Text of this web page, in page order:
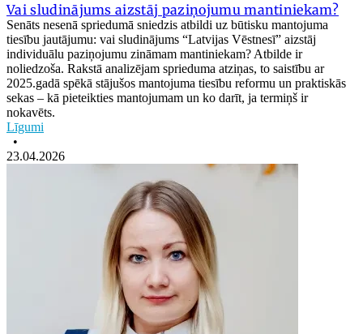
Vai sludinājums aizstāj paziņojumu mantiniekam?
Senāts nesenā spriedumā sniedzis atbildi uz būtisku mantojuma
tiesību jautājumu: vai sludinājums “Latvijas Vēstnesī” aizstāj
individuālu paziņojumu zināmam mantiniekam? Atbilde ir
noliedzoša. Rakstā analizējam sprieduma atziņas, to saistību ar
2025.gadā spēkā stājušos mantojuma tiesību reformu un praktiskās
sekas – kā pieteikties mantojumam un ko darīt, ja termiņš ir
nokavēts.
Līgumi
•
23.04.2026